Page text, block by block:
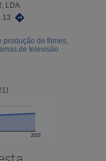
LDA
13
produção de filmes,
de televisão
2023